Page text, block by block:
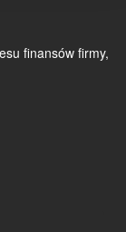
finansów firmy,